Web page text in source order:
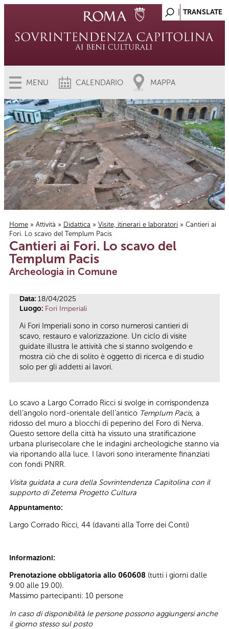
MENU CALENDARIO MAPPA
Tu sei qui
Home » Attività » Didattica » Visite, itinerari e laboratori » Cantieri ai
Fori. Lo scavo del Templum Pacis
Cantieri ai Fori. Lo scavo del
Templum Pacis
Archeologia in Comune
Data: 18/04/2025
Luogo: Fori Imperiali
Ai Fori Imperiali sono in corso numerosi cantieri di
scavo, restauro e valorizzazione. Un ciclo di visite
guidate illustra le attività che si stanno svolgendo e
mostra ciò che di solito è oggetto di ricerca e di studio
solo per gli addetti ai lavori.
Lo scavo a Largo Corrado Ricci si svolge in corrispondenza
dell’angolo nord-orientale dell’antico Templum Pacis, a
ridosso del muro a blocchi di peperino del Foro di Nerva.
Questo settore della città ha vissuto una stratificazione
urbana plurisecolare che le indagini archeologiche stanno via
via riportando alla luce. I lavori sono interamente finanziati
con fondi PNRR.
Visita guidata a cura della Sovrintendenza Capitolina con il
supporto di Zetema Progetto Cultura
Appuntamento:
Largo Corrado Ricci, 44 (davanti alla Torre dei Conti)
Informazioni:
Prenotazione obbligatoria allo 060608 (tutti i giorni dalle
9.00 alle 19.00).
Massimo partecipanti: 10 persone
In caso di disponibilità le persone possono aggiungersi anche
il giorno stesso sul posto